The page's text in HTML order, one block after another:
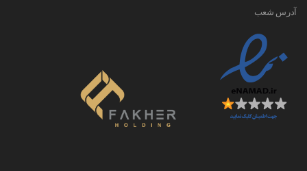
آدرس شعب